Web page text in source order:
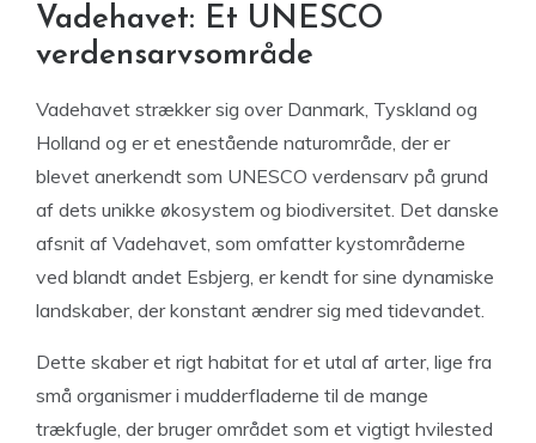
Vadehavet: Et UNESCO
verdensarvsområde
Vadehavet strækker sig over Danmark, Tyskland og
Holland og er et enestående naturområde, der er
blevet anerkendt som UNESCO verdensarv på grund
af dets unikke økosystem og biodiversitet. Det danske
afsnit af Vadehavet, som omfatter kystområderne
ved blandt andet Esbjerg, er kendt for sine dynamiske
landskaber, der konstant ændrer sig med tidevandet.
Dette skaber et rigt habitat for et utal af arter, lige fra
små organismer i mudderfladerne til de mange
trækfugle, der bruger området som et vigtigt hvilested